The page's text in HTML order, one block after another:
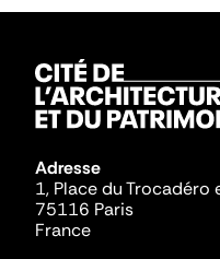
Adresse
1, Place du
75116 Paris
France